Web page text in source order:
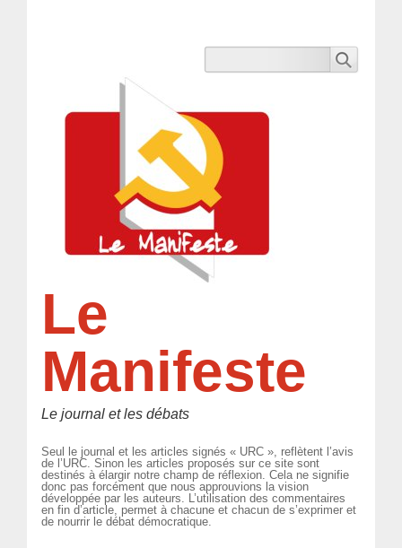
Le
Manifeste
Le journal et les débats
Seul le journal et les articles signés « URC », reflètent l’avis
de l’URC. Sinon les articles proposés sur ce site sont
destinés à élargir notre champ de réflexion. Cela ne signifie
donc pas forcément que nous approuvions la vision
développée par les auteurs. L’utilisation des commentaires
en fin d’article, permet à chacune et chacun de s’exprimer et
de nourrir le débat démocratique.